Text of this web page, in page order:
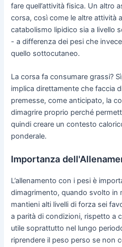
fare quell’attività fisica. Un altro
corsa, così come le altre attività
catabolismo lipidico sia a livello
- a differenza dei pesi che
quello sottocutaneo.
La corsa fa consumare grassi?
implica direttamente che faccia
premesse, come anticipato, la
dimagrire proprio perché
quindi creare un contesto
ponderale.
Importanza
L’allenamento con i pesi è
dimagrimento, quando svolto in
mantieni alti livelli di forza sei
a parità di condizioni, rispetto a
utile soprattutto nel lungo
riprendere il peso perso se non